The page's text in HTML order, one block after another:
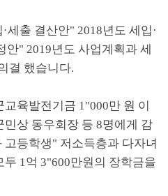
·세출 결산안" 2018년도 세입 ·
안" 2019년도 사업계획과 세
결 했습니다.
교육발전기금 1"000만 원 이
민상 동우회장 등 8명에게 감
고등학생" 저소득층과 다자녀
두 1억 3"600만원의 장학금을